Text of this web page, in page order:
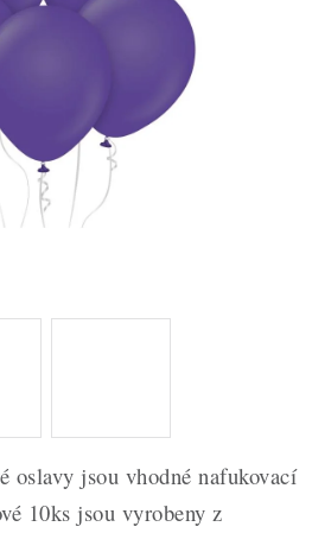
Obchodní podmínky
Moje objednávka
údajů
oslavy jsou vhodné nafukovací
10ks jsou vyrobeny z